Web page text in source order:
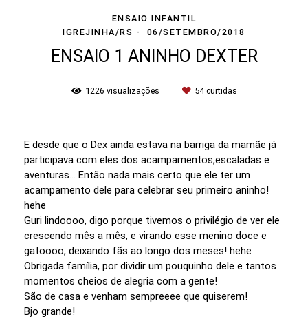
ENSAIO INFANTIL
IGREJINHA/RS
06/SETEMBRO/2018
ENSAIO 1 ANINHO DEXTER
1226 visualizações 54curtidas
E desde que o Dex ainda estava na barriga da mamãe já
participava com eles dos acampamentos,escaladas e
aventuras... Então nada mais certo que ele ter um
acampamento dele para celebrar seu primeiro aninho!
hehe
Guri lindoooo, digo porque tivemos o privilégio de ver ele
crescendo mês a mês, e virando esse menino doce e
gatoooo, deixando fãs ao longo dos meses! hehe
Obrigada família, por dividir um pouquinho dele e tantos
momentos cheios de alegria com a gente!
São de casa e venham sempreeee que quiserem!
Bjo grande!